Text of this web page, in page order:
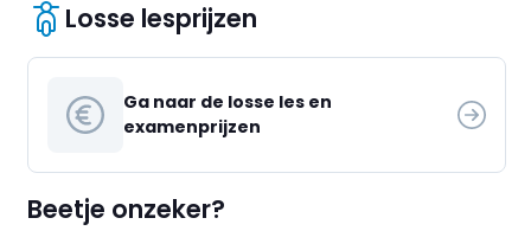
Losse lesprijzen
Ga naar de losse les en
examenprijzen
Beetje onzeker?